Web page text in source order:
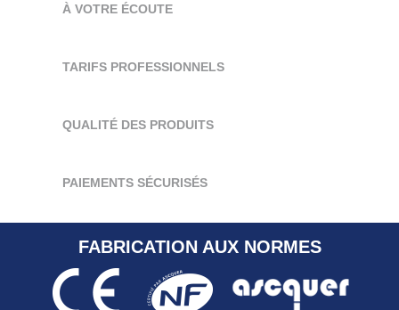
À VOTRE ÉCOUTE
TARIFS PROFESSIONNELS
QUALITÉ DES PRODUITS
PAIEMENTS SÉCURISÉS
FABRICATION AUX NORMES